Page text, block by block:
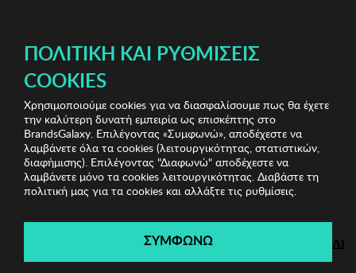
Bags & Wallets Shop Ανδρικά Πορτοφόλια
Ανδρικό
Πορτοφόλι Garbalia
Bags & Wallets Shop
Λήγει σε: 02ημέρες | 16ώρες 51λεπτά 01δευτ.
ΠΟΛΙΤΙΚΉ ΚΑΙ ΡΥΘΜΊΣΕΙΣ
COOKIES
Χρησιμοποιούμε cookies για να διασφαλίσουμε πως θα έχετε
την καλύτερη δυνατή εμπειρία ως επισκέπτης στο
BrandsGalaxy. Επιλέγοντας «Συμφωνώ», αποδέχεστε να
λαμβάνετε όλα τα cookies (λειτουργικότητας, στατιστικών,
διαφήμισης). Επιλέγοντας "Διαφωνώ" αποδέχεστε να
λαμβάνετε μόνο τα cookies λειτουργικότητας. Διαβάστε τη
πολιτική μας για τα cookies και αλλάξτε τις ρυθμίσεις.
ΣΥΜΦΩΝΩ